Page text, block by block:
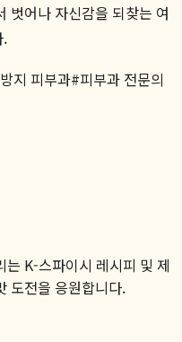
벗어나 자신감을 되찾는 여
.
지 피부과#피부과 전문의
K-스파이시 레시피 및 제
도전을 응원합니다.